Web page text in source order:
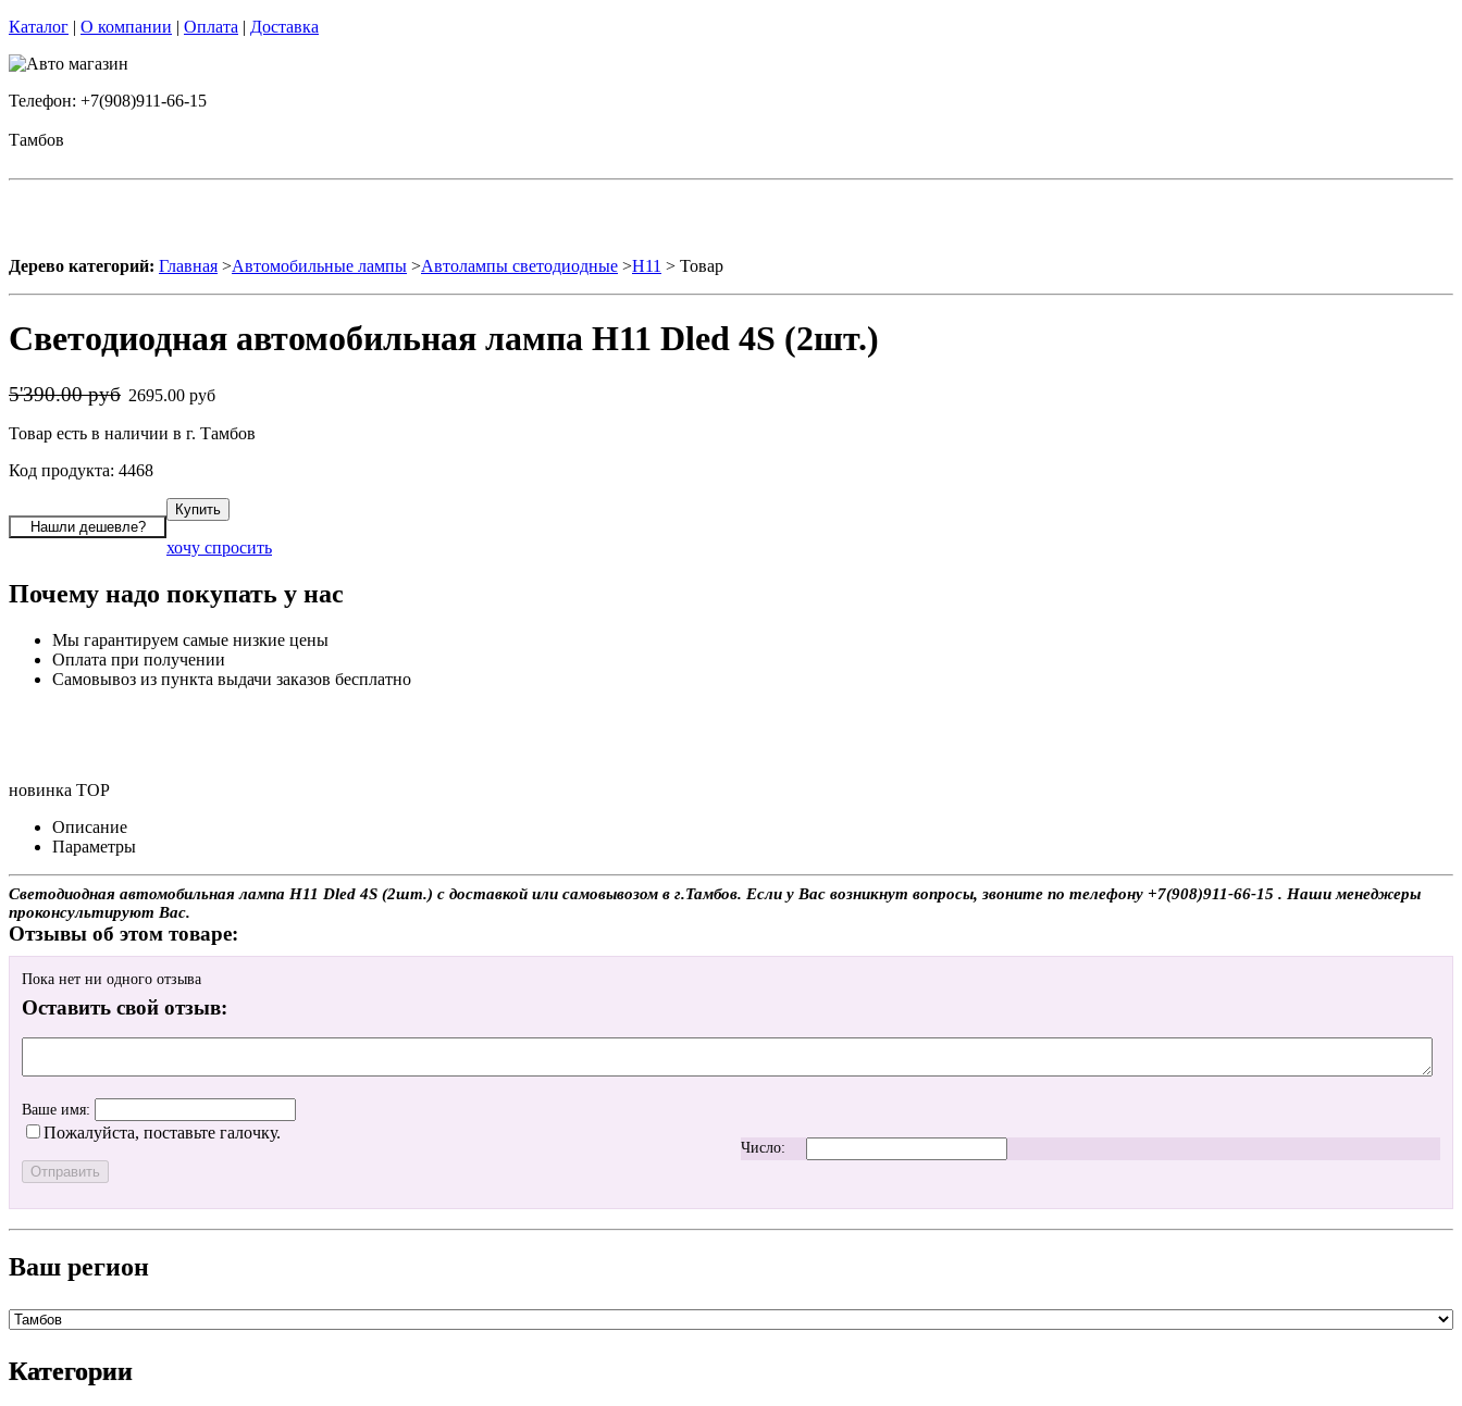
Каталог | О компании | Оплата | Доставка
Телефон: +7(908)911-66-15
Тамбов
Дерево категорий: Главная >Автомобильные лампы >Автолампы светодиодные >H11 > Товар
Светодиодная автомобильная лампа H11 Dled 4S (2шт.)
5'390.00 руб 2695.00 руб
Товар есть в наличии в г. Тамбов
Код продукта: 4468
хочу спросить
Почему надо покупать у нас
Мы гарантируем самые низкие цены
Оплата при получении
Самовывоз из пункта выдачи заказов бесплатно
новинка TOP
Описание
Параметры
Светодиодная автомобильная лампа H11 Dled 4S (2шт.) с доставкой или самовывозом в г.Тамбов. Если у Вас возникнут вопросы, звоните по телефону +7(908)911-66-15 . Наши менеджеры
проконсультируют Вас.
Отзывы об этом товаре:
Пока нет ни одного отзыва
Оставить свой отзыв:
Ваше имя:
Пожалуйста, поставьте галочку.
Число:
Ваш регион
Категории